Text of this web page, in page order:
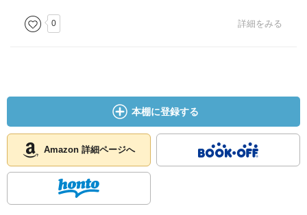
0 詳細をみる
本棚に登録する
Amazon 詳細ページへ